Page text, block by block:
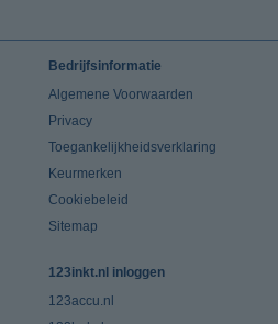
Bedrijfsinformatie
Algemene Voorwaarden
Privacy
Toegankelijkheidsverklaring
Keurmerken
Cookiebeleid
Sitemap
123inkt.nl inloggen
123accu.nl